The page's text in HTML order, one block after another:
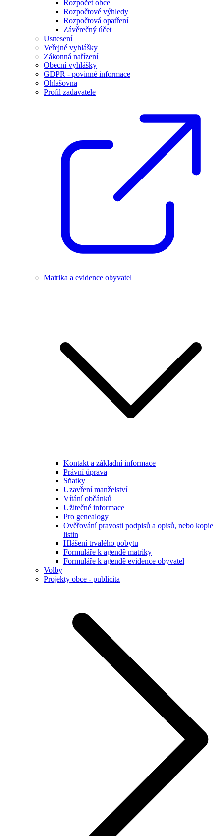
Rozpočet obce
Rozpočtové výhledy
Rozpočtová opatření
Závěrečný účet
Usnesení
Veřejné vyhlášky
Zákonná nařízení
Obecní vyhlášky
GDPR - povinné informace
Ohlašovna
Profil zadavatele
Matrika a evidence obyvatel
Kontakt a základní informace
Právní úprava
Sňatky
Uzavření manželství
Vítání občánků
Užitečné informace
Pro genealogy
Ověřování pravosti podpisů a opisů, nebo kopie
listin
Hlášení trvalého pobytu
Formuláře k agendě matriky
Formuláře k agendě evidence obyvatel
Volby
Projekty obce - publicita